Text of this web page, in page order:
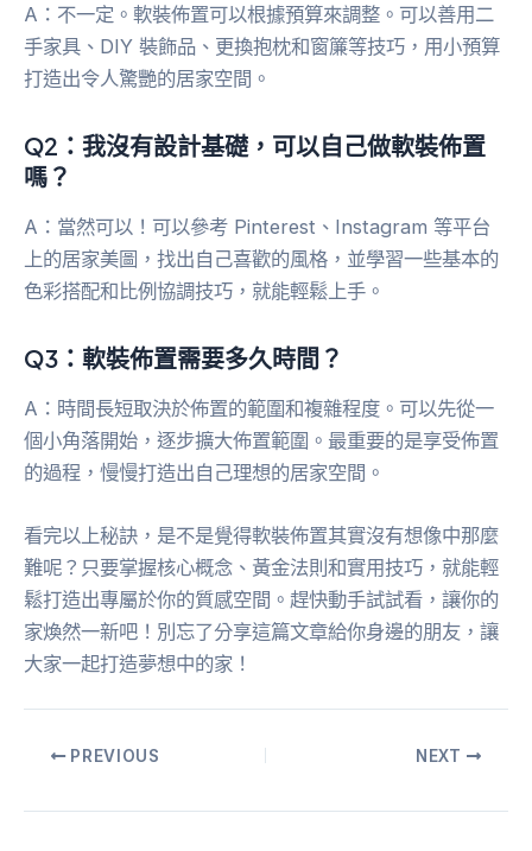
A：不一定。軟裝佈置可以根據預算來調整。可以善用二
手家具、DIY 裝飾品、更換抱枕和窗簾等技巧，用小預算
打造出令人驚艷的居家空間。
Q2：我沒有設計基礎，可以自己做軟裝佈置
嗎？
A：當然可以！可以參考 Pinterest、Instagram 等平台
上的居家美圖，找出自己喜歡的風格，並學習一些基本的
色彩搭配和比例協調技巧，就能輕鬆上手。
Q3：軟裝佈置需要多久時間？
A：時間長短取決於佈置的範圍和複雜程度。可以先從一
個小角落開始，逐步擴大佈置範圍。最重要的是享受佈置
的過程，慢慢打造出自己理想的居家空間。
看完以上秘訣，是不是覺得軟裝佈置其實沒有想像中那麼
難呢？只要掌握核心概念、黃金法則和實用技巧，就能輕
鬆打造出專屬於你的質感空間。趕快動手試試看，讓你的
家煥然一新吧！別忘了分享這篇文章給你身邊的朋友，讓
大家一起打造夢想中的家！
PREVIOUS NEXT